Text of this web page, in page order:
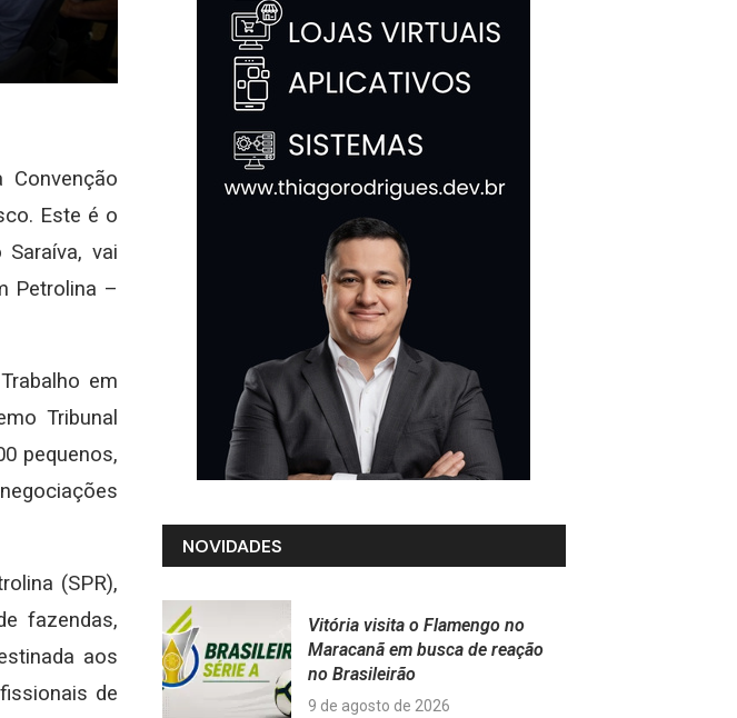
Este é o
vai
Petrolina –
em
Tribunal
pequenos,
(SPR),
fazendas,
aos
de
NOVIDADES
Vitória visita o Flamengo no
Maracanã em busca de reação
no Brasileirão
9 de agosto de 2026